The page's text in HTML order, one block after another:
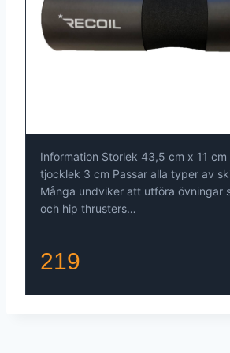
Information Storlek 43,5 cm x 11
tjocklek 3 cm Passar alla typer av
Många undviker att utföra övningar
och hip thrusters…
219